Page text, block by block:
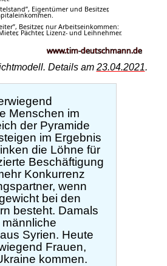
Details am 23.04.2021.
Menschen im
der Pyramide
im Ergebnis
die Löhne für
Beschäftigung
Konkurrenz
wenn
bei den
besteht. Damals
Syrien. Heute
Frauen,
kommen.